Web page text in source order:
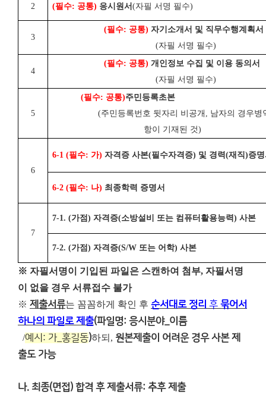
2 (필수: 공통) 응시원서(자필 서명 필수)
3
(필수: 공통)자기소개서 및 직무수행계획서
(자필 서명 필수)
4
(필수: 공통)개인정보 수집 및 이용 동의서
(자필 서명 필수)
5
(필수: 공통)주민등록초본
(주민등록번호 뒷자리 비공개 , 남자의 경우병
항이 기재된 것)
6
6-1 (필수:가)자격증 사본(필수자격증) 및 경력(재직)증
6-2 (필수: 나) 최종학력 증명서
7
7-1. (가점)자격증(소방설비 또는 컴퓨터활용능력)사본
7-2. (가점)자격증(S/W 또는 어학)사본
※ 자필서명이 기입된 파일은 스캔하여 첨부, 자필서명
이 없을 경우 서류접수 불가
※ 제출서류는 꼼꼼하게 확인 후 순서대로 정리 후 묶어서
하나의 파일로 제출(파일명: 응시분야_이름
/예시: 가_홍길동)하되, 원본제출이 어려운 경우 사본 제
출도 가능
나. 최종(면접) 합격 후 제출서류: 추후 제출